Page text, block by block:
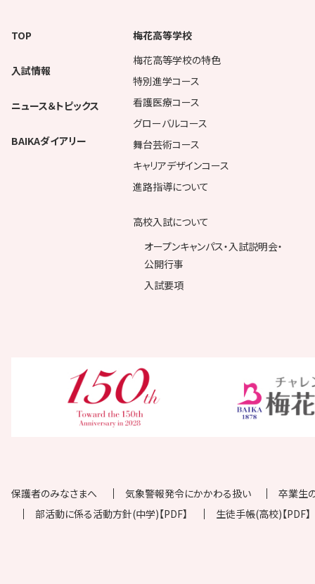
TOP
入試情報
ニュース＆トピックス
BAIKAダイアリー
梅花高等学校
梅花高等学校の特色
特別進学コース
看護医療コース
グローバルコース
舞台芸術コース
キャリアデザインコース
進路指導について
高校入試について
オープンキャンパス・入試説明会・
公開行事
入試要項
保護者のみなさまへ 気象警報発令にかかわる扱い
卒業生
部活動に係る活動方針(中学)【PDF】
生徒手帳(高校)【PDF】